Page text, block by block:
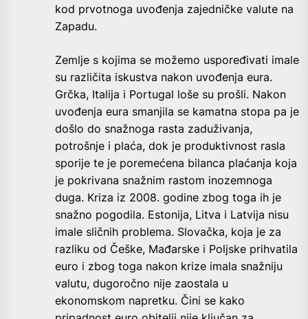
kod prvotnoga uvođenja zajedničke valute na
Zapadu.
Zemlje s kojima se možemo uspoređivati imale
su različita iskustva nakon uvođenja eura.
Grčka, Italija i Portugal loše su prošli. Nakon
uvođenja eura smanjila se kamatna stopa pa je
došlo do snažnoga rasta zaduživanja,
potrošnje i plaća, dok je produktivnost rasla
sporije te je poremećena bilanca plaćanja koja
je pokrivana snažnim rastom inozemnoga
duga. Kriza iz 2008. godine zbog toga ih je
snažno pogodila. Estonija, Litva i Latvija nisu
imale sličnih problema. Slovačka, koja je za
razliku od Češke, Mađarske i Poljske prihvatila
euro i zbog toga nakon krize imala snažniju
valutu, dugoročno nije zaostala u
ekonomskom napretku. Čini se kako